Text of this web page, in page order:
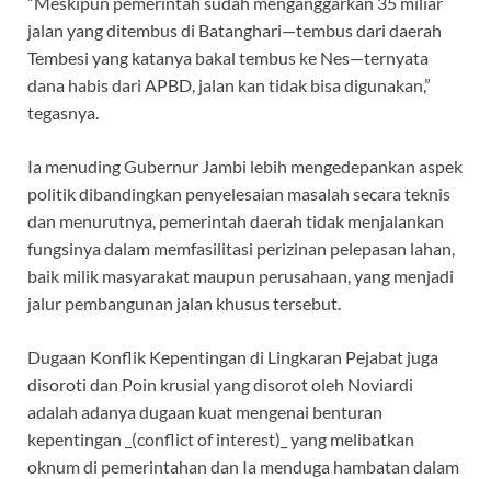
jalan yang ditembus di Batanghari—tembus dari daerah
Tembesi yang katanya bakal tembus ke Nes—ternyata
dana habis dari APBD, jalan kan tidak bisa digunakan,”
tegasnya.
Ia menuding Gubernur Jambi lebih mengedepankan aspek
politik dibandingkan penyelesaian masalah secara teknis
dan menurutnya, pemerintah daerah tidak menjalankan
fungsinya dalam memfasilitasi perizinan pelepasan lahan,
baik milik masyarakat maupun perusahaan, yang menjadi
jalur pembangunan jalan khusus tersebut.
Dugaan Konflik Kepentingan di Lingkaran Pejabat juga
disoroti dan Poin krusial yang disorot oleh Noviardi
adalah adanya dugaan kuat mengenai benturan
kepentingan _(conflict of interest)_ yang melibatkan
oknum di pemerintahan dan Ia menduga hambatan dalam